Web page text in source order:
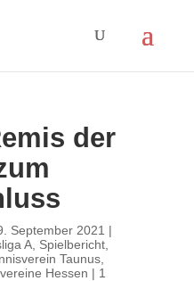
der
September 2021 |
A, Spielbericht,
Taunus,
Hessen | 1